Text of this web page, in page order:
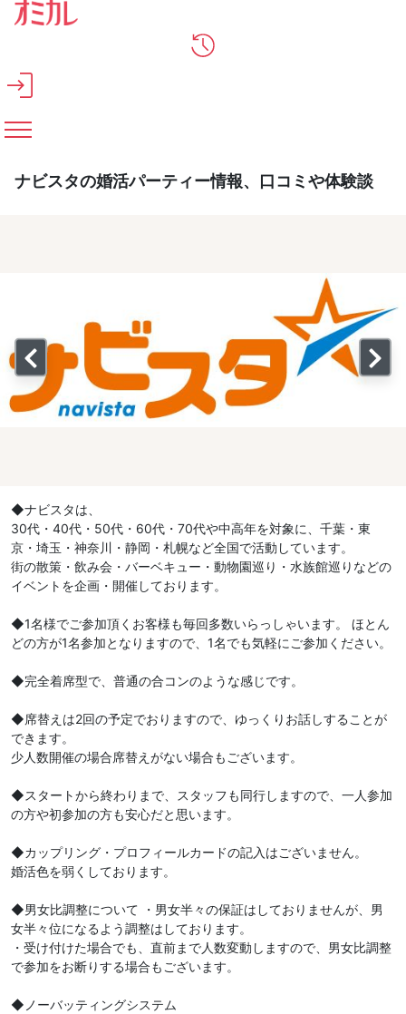
メインコンテンツへスキップ
ナビスタの婚活パーティー情報、口コミや体験談
◆ナビスタは、
30代・40代・50代・60代・70代や中高年を対象に、千葉・東
京・埼玉・神奈川・静岡・札幌など全国で活動しています。
街の散策・飲み会・バーベキュー・動物園巡り・水族館巡りなどの
イベントを企画・開催しております。
◆1名様でご参加頂くお客様も毎回多数いらっしゃいます。 ほとん
どの方が1名参加となりますので、1名でも気軽にご参加ください。
◆完全着席型で、普通の合コンのような感じです。
◆席替えは2回の予定でおりますので、ゆっくりお話しすることが
できます。
少人数開催の場合席替えがない場合もございます。
◆スタートから終わりまで、スタッフも同行しますので、一人参加
の方や初参加の方も安心だと思います。
◆カップリング・プロフィールカードの記入はございません。
婚活色を弱くしております。
◆男女比調整について ・男女半々の保証はしておりませんが、男
女半々位になるよう調整はしております。
・受け付けた場合でも、直前まで人数変動しますので、男女比調整
で参加をお断りする場合もございます。
◆ノーバッティングシステム